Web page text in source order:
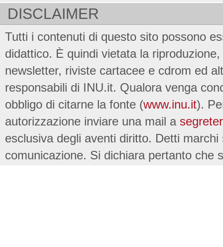
DISCLAIMER
Tutti i contenuti di questo sito possono
didattico. È quindi vietata la
newsletter, riviste cartacee e cdrom ed
responsabili di INU.it. Qualora venga
obbligo di citarne la fonte (www.inu.it).
autorizzazione inviare una mail a
esclusiva degli aventi diritto. Detti
comunicazione. Si dichiara pertanto che